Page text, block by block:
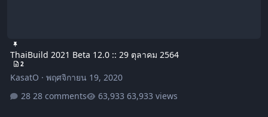
ThaiBuild 2021 Beta 12.0 :: 29 ตุลาคม 2564
2
KasatO · พฤศจิกายน 19, 2020
28 comments
63,933 views